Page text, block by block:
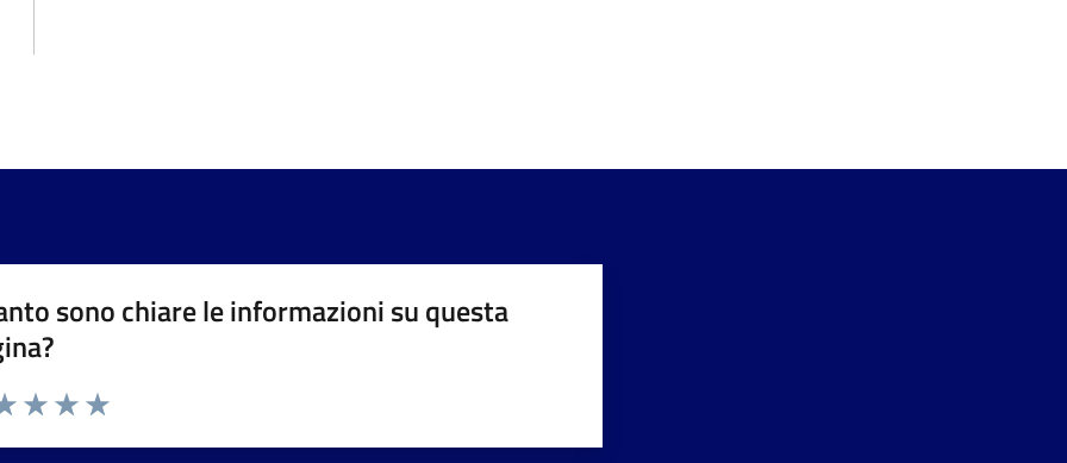
sono chiare le informazioni su questa
1 a 5 stelle la pagina